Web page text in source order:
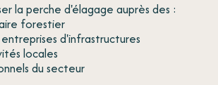
la perche d'élagage auprès des :
forestier
d'infrastructures
locales
du secteur